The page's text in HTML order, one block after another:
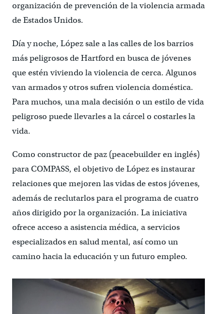
organización de prevención de la violencia armada
de Estados Unidos.
Día y noche, López sale a las calles de los barrios
más peligrosos de Hartford en busca de jóvenes
que estén viviendo la violencia de cerca. Algunos
van armados y otros sufren violencia doméstica.
Para muchos, una mala decisión o un estilo de vida
peligroso puede llevarles a la cárcel o costarles la
vida.
Como constructor de paz (peacebuilder en inglés)
para COMPASS, el objetivo de López es instaurar
relaciones que mejoren las vidas de estos jóvenes,
además de reclutarlos para el programa de cuatro
años dirigido por la organización. La iniciativa
ofrece acceso a asistencia médica, a servicios
especializados en salud mental, así como un
camino hacia la educación y un futuro empleo.